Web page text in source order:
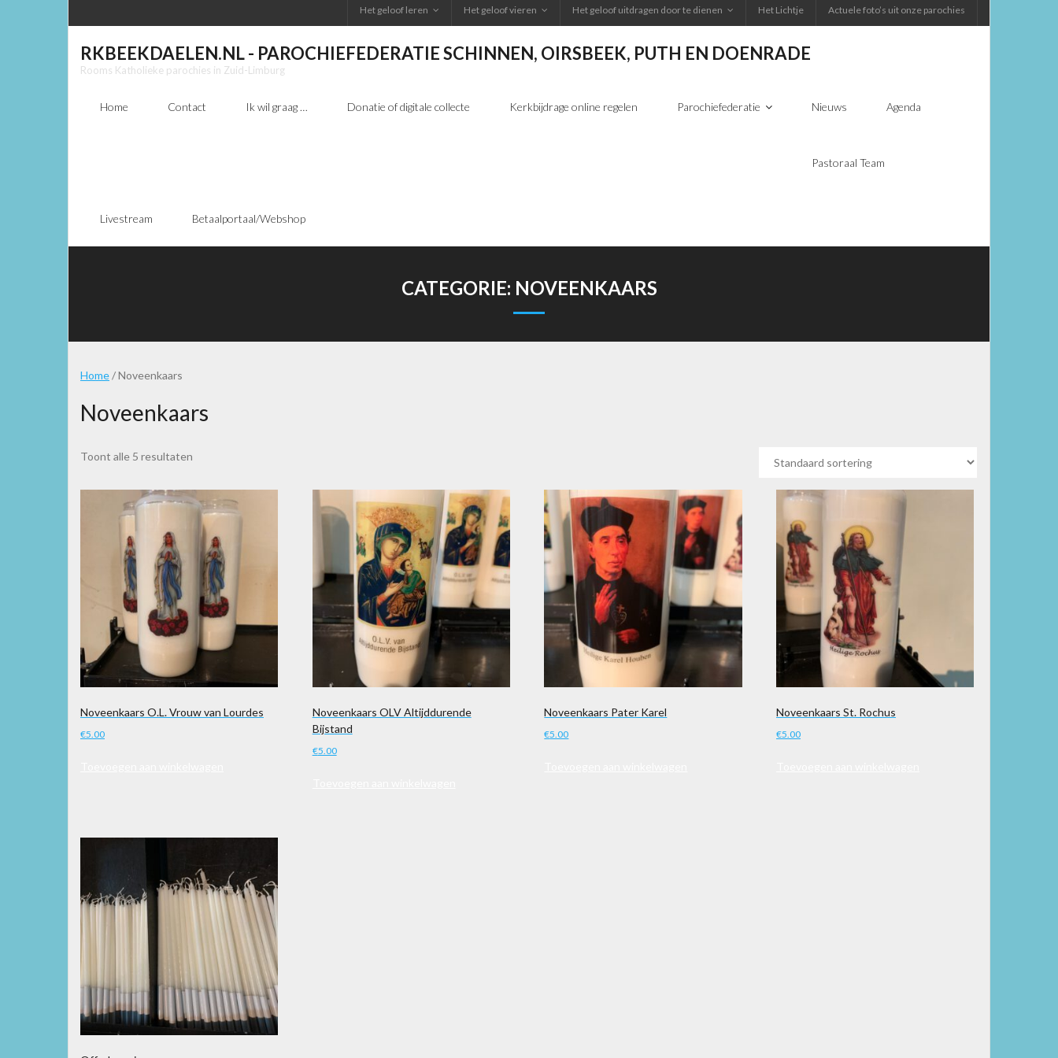
Het geloof leren Het geloof vieren Het geloof uitdragen door te dienen Het Lichtje Actuele foto’s uit onze parochies
RKBEEKDAELEN.NL - PAROCHIEFEDERATIE SCHINNEN, OIRSBEEK, PUTH EN DOENRADE
Rooms Katholieke parochies in Zuid-Limburg
Home Contact Ik wil graag … Donatie of digitale collecte Kerkbijdrage online regelen Parochiefederatie Nieuws Agenda
Pastoraal Team
Livestream Betaalportaal/Webshop
CATEGORIE: NOVEENKAARS
Home/ Noveenkaars
Noveenkaars
Toont alle 5 resultaten
Noveenkaars O.L. Vrouw van Lourdes
€5.00
Noveenkaars OLV Altijddurende
Bijstand
€5.00
Noveenkaars Pater Karel
€5.00
Noveenkaars St. Rochus
€5.00